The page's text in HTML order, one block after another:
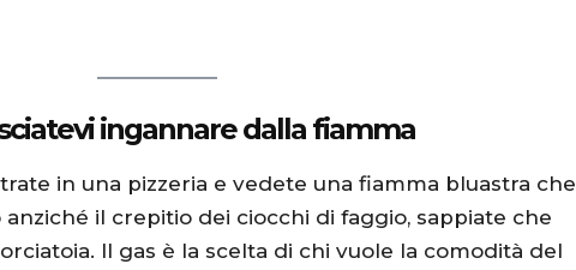
ingannare dalla fiamma
in una pizzeria e vedete una fiamma bluastra che
anziché il crepitio dei ciocchi di faggio, sappiate che
Il gas è la scelta di chi vuole la comodità del